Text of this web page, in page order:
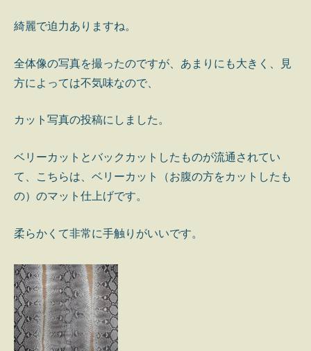
綺麗で迫力ありますね。
全体像の写真を撮ったのですが、あまりにも大きく、見
方によっては不気味なので、
カット写真の投稿にしました。
ベリーカットとバックカットしたものが流通されてい
て、こちらは、ベリーカット（お腹の方をカットしたも
の）のマット仕上げです。
柔らかくて非常に手触りがいいです。